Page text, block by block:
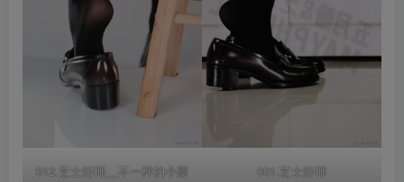
012.芝士好椰__不一样的小腿
001.芝士好椰